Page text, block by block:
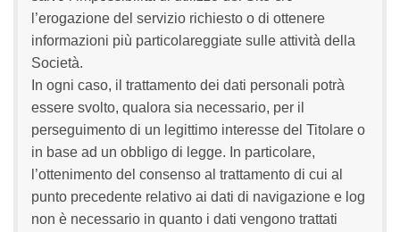
l’erogazione del servizio richiesto o di ottenere
informazioni più particolareggiate sulle attività della
Società.
In ogni caso, il trattamento dei dati personali potrà
essere svolto, qualora sia necessario, per il
perseguimento di un legittimo interesse del Titolare o
in base ad un obbligo di legge. In particolare,
l’ottenimento del consenso al trattamento di cui al
punto precedente relativo ai dati di navigazione e log
non è necessario in quanto i dati vengono trattati